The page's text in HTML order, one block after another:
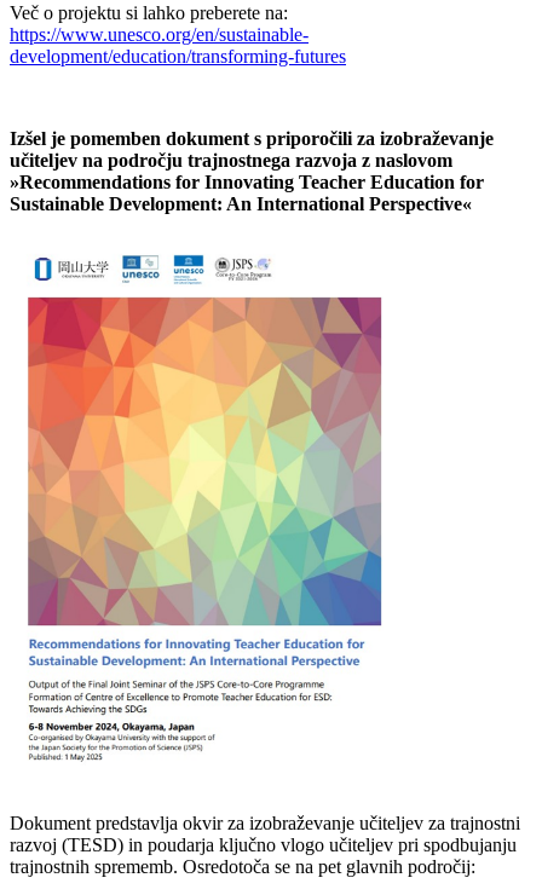
Več o projektu si lahko preberete na:
https://www.unesco.org/en/sustainable-
development/education/transforming-futures
Izšel je pomemben dokument s priporočili za izobraževanje
učiteljev na področju trajnostnega razvoja z naslovom
»Recommendations for Innovating Teacher Education for
Sustainable Development: An International Perspective«
Dokument predstavlja okvir za izobraževanje učiteljev za trajnostni
razvoj (TESD) in poudarja ključno vlogo učiteljev pri spodbujanju
trajnostnih sprememb. Osredotoča se na pet glavnih področij: